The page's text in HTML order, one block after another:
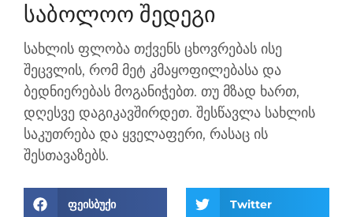
Საბოლოო Შედეგი
სახლის ფლობა თქვენს ცხოვრებას ისე
შეცვლის, რომ მეტ კმაყოფილებასა და
ბედნიერებას მოგანიჭებთ. თუ მზად ხართ,
დღესვე დაგიკავშირდეთ. შესწავლა სახლის
საკუთრება და ყველაფერი, რასაც ის
შესთავაზებს.
ფეისბუქი Twitter